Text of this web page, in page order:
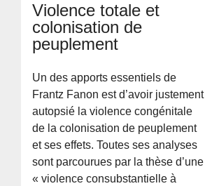
Violence totale et
colonisation de
peuplement
Un des apports essentiels de
Frantz Fanon est d’avoir justement
autopsié la violence congénitale
de la colonisation de peuplement
et ses effets. Toutes ses analyses
sont parcourues par la thèse d’une
« violence consubstantielle à